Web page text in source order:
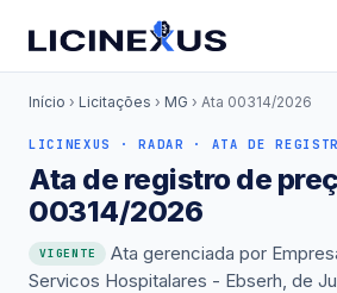
Início › Licitações › MG › Ata 00314/2026
LICINEXUS · RADAR · ATA DE
Ata de registro de
00314/2026
VIGENTE
Ata gerenciada por
Servicos Hospitalares - Ebserh, de